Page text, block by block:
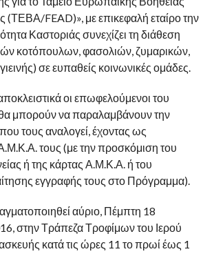
(ΤΕΒΑ/FEAD)», με επικεφαλή εταίρο την
Καστοριάς συνεχίζει τη διάθεση
κοτόπουλων, φασολιών, ζυμαρικών,
σε ευπαθείς κοινωνικές ομάδες.
οι επωφελούμενοι του
μπορούν να παραλαμβάνουν την
τους αναλογεί, έχοντας ως
τους (με την προσκόμιση του
ή της κάρτας Α.Μ.Κ.Α. ή του
εγγραφής τους στο Πρόγραμμα).
αύριο, Πέμπτη 18
στην Τράπεζα Τροφίμων του Ιερού
κατά τις ώρες 11 το πρωί έως 1